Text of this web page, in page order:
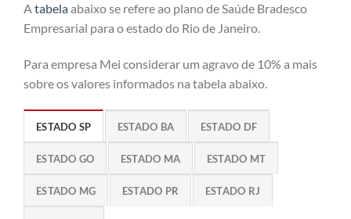
Atabelaabaixo se refere ao plano de Saúde Bradesco
Empresarial para o estado do Rio de Janeiro.
Para empresa Mei considerar um agravo de 10% a mais
sobre os valores informados na tabela abaixo.
ESTADO SP ESTADO BA ESTADO DF
ESTADO GO ESTADO MA ESTADO MT
ESTADO MG ESTADO PR ESTADO RJ